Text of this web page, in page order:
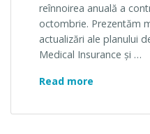
reînnoirea anuală a
octombrie. Prezentăm
actualizări ale planului
Medical Insurance și …
Read more